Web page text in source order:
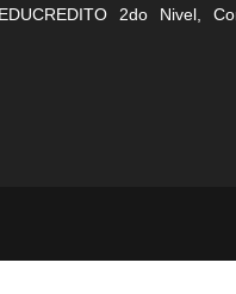
2do Nivel,